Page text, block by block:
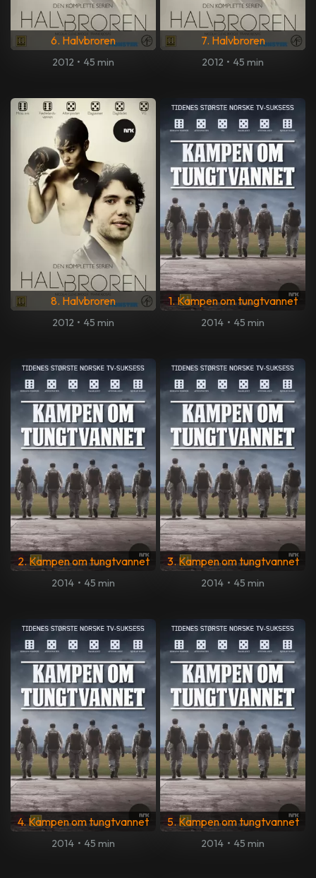
6. Halvbroren
2012 • 45 min
7. Halvbroren
2012 • 45 min
8. Halvbroren
2012 • 45 min
1. Kampen om tungtvannet
2014 • 45 min
2. Kampen om tungtvannet
2014 • 45 min
3. Kampen om tungtvannet
2014 • 45 min
4. Kampen om tungtvannet
2014 • 45 min
5. Kampen om tungtvannet
2014 • 45 min